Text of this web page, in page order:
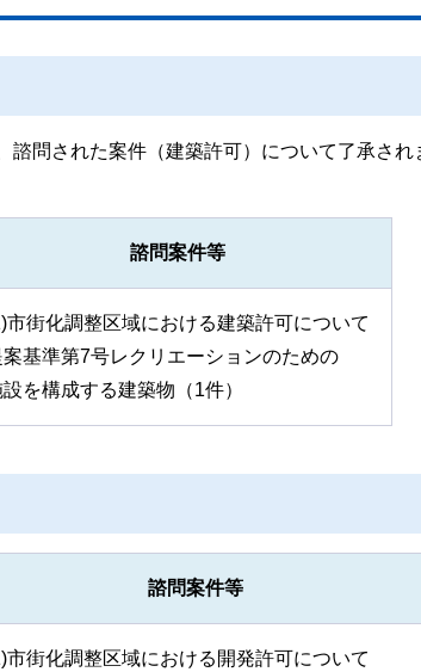
問された案件（建築許可）について了承され
諮問案件等
市街化調整区域における建築許可について
案基準第7号レクリエーションのための
を構成する建築物（1件）
諮問案件等
市街化調整区域における開発許可について